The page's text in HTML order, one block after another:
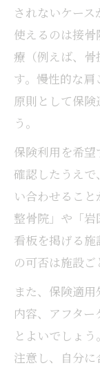
されないケー
使えるのは接
療（例えば、
す。慢性的な肩
原則として保
う。
保険利用を希
確認したうえ
い合わせるこ
整骨院」や「
看板を掲げる
の可否は施設ご
また、保険適
内容、アフタ
とよいでしょ
注意し、自分